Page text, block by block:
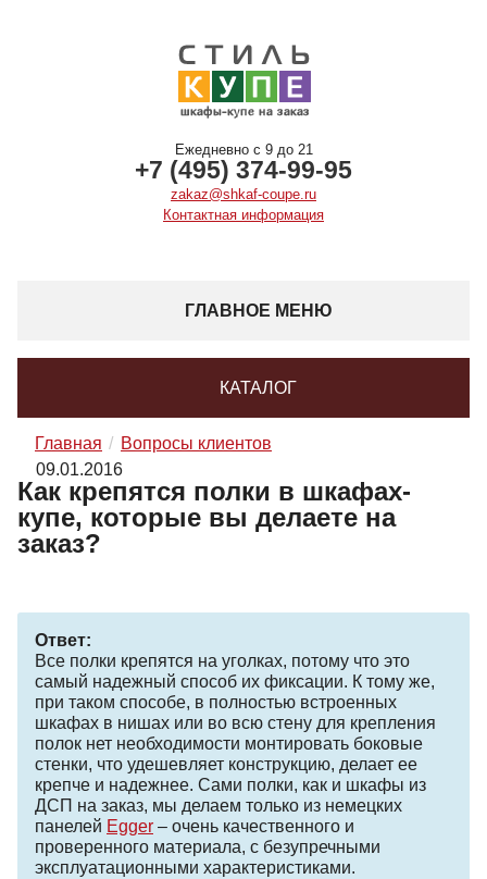
Ежедневно с 9 до 21
+7 (495) 374-99-95
zakaz@shkaf-coupe.ru
Контактная информация
ГЛАВНОЕ МЕНЮ
КАТАЛОГ
Главная
Вопросы клиентов
09.01.2016
Как крепятся полки в шкафах-
купе, которые вы делаете на
заказ?
Ответ:
Все полки крепятся на уголках, потому что это
самый надежный способ их фиксации. К тому же,
при таком способе, в полностью встроенных
шкафах в нишах или во всю стену для крепления
полок нет необходимости монтировать боковые
стенки, что удешевляет конструкцию, делает ее
крепче и надежнее. Сами полки, как и шкафы из
ДСП на заказ, мы делаем только из немецких
панелей Egger – очень качественного и
проверенного материала, с безупречными
эксплуатационными характеристиками.